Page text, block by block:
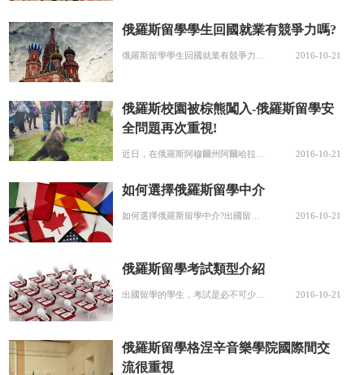
俄羅斯留學學生回國就業有競爭力嗎?
2016-10-21
俄羅斯校園被棕熊闖入-俄羅斯留學安
全問題再次重視!
2016-10-21
如何選擇俄羅斯留學中介
2016-10-21
俄羅斯留學考試類型介紹
2016-10-21
俄羅斯留學格涅辛音樂學院國際間交
流很重視